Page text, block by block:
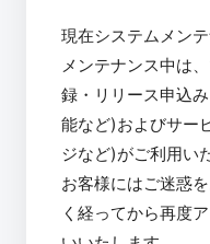
現在システムメン
メンテナンス中は
録・リリース申込
能など)およびサー
ジなど)がご利用い
お客様にはご迷惑
く経ってから再度